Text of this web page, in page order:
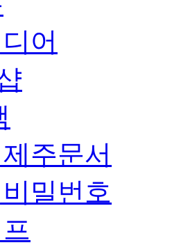
어
주문서
밀번호